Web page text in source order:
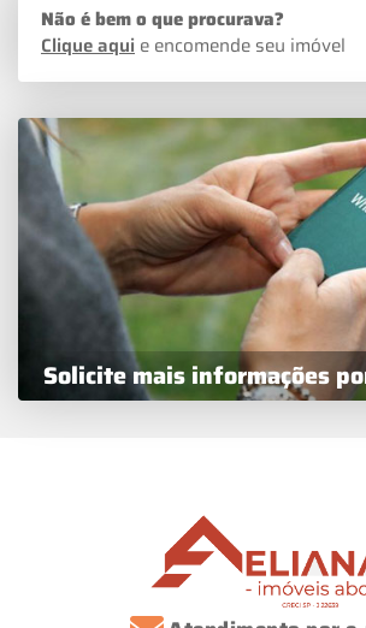
Não é bem o que procurava?
Clique aqui e encomende seu imóvel
Solicite mais informações